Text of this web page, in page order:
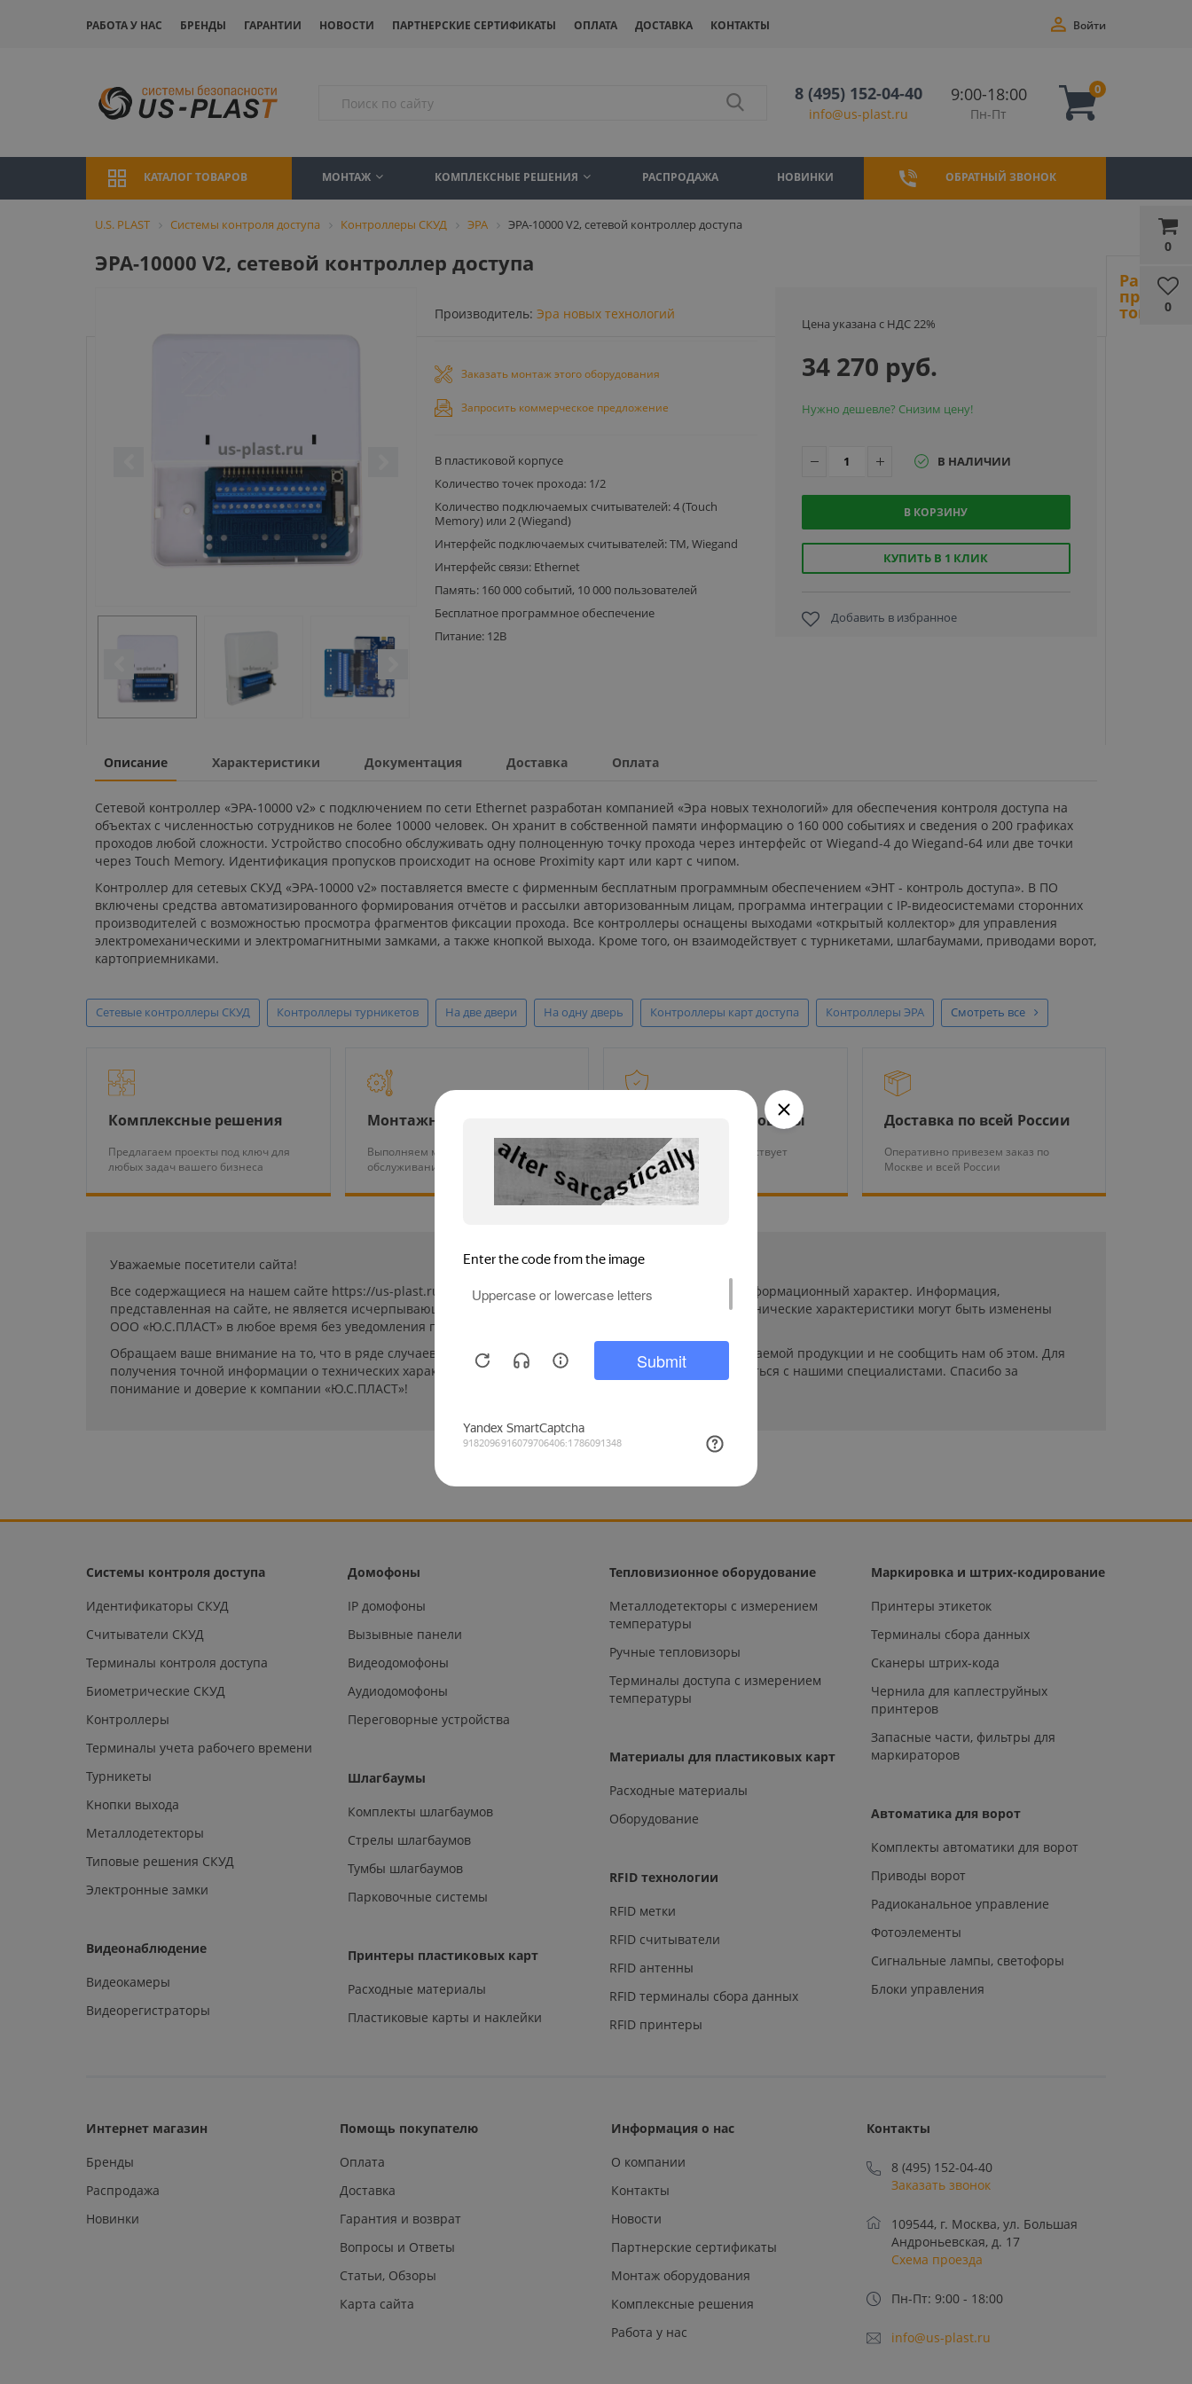
РАБОТА У НАС БРЕНДЫ ГАРАНТИИ НОВОСТИ ПАРТНЕРСКИЕ СЕРТИФИКАТЫ ОПЛАТА ДОСТАВКА КОНТАКТЫ
0
0
Войти
8 (495) 152-04-40
info@us-plast.ru
9:00-18:00
Пн-Пт
0
КАТАЛОГ ТОВАРОВ МОНТАЖ КОМПЛЕКСНЫЕ РЕШЕНИЯ РАСПРОДАЖА НОВИНКИ ОБРАТНЫЙ ЗВОНОК
U.S. PLAST Системы контроля доступа Контроллеры СКУД ЭРА ЭРА-10000 V2, сетевой контроллер доступа
ЭРА-10000 V2, сетевой контроллер доступа
Производитель: Эра новых технологий
Заказать монтаж этого оборудования
Запросить коммерческое предложение
В пластиковой корпусе
Количество точек прохода: 1/2
Количество подключаемых считывателей: 4 (Touch
Memory) или 2 (Wiegand)
Интерфейс подключаемых считывателей: TM, Wiegand
Интерфейс связи: Ethernet
Память: 160 000 событий, 10 000 пользователей
Бесплатное программное обеспечение
Питание: 12В
Цена указана с НДС 22%
34 270 руб.
Нужно дешевле? Снизим цену!
В НАЛИЧИИ
В КОРЗИНУ
КУПИТЬ В 1 КЛИК
Добавить в избранное
Описание Характеристики Документация Доставка Оплата
Сетевой контроллер «ЭРА-10000 v2» с подключением по сети Ethernet разработан компанией «Эра новых технологий» для обеспечения контроля доступа на
объектах с численностью сотрудников не более 10000 человек. Он хранит в собственной памяти информацию о 160 000 событиях и сведения о 200 графиках
проходов любой сложности. Устройство способно обслуживать одну полноценную точку прохода через интерфейс от Wiegand-4 до Wiegand-64 или две точки
через Touch Memory. Идентификация пропусков происходит на основе Proximity карт или карт с чипом.
Контроллер для сетевых СКУД «ЭРА-10000 v2» поставляется вместе с фирменным бесплатным программным обеспечением «ЭНТ - контроль доступа». В ПО
включены средства автоматизированного формирования отчётов и рассылки авторизованным лицам, программа интеграции с IP-видеосистемами сторонних
производителей с возможностью просмотра фрагментов фиксации прохода. Все контроллеры оснащены выходами «открытый коллектор» для управления
электромеханическими и электромагнитными замками, а также кнопкой выхода. Кроме того, он взаимодействует с турникетами, шлагбаумами, приводами ворот,
картоприемниками.
Сетевые контроллеры СКУД Контроллеры турникетов На две двери На одну дверь Контроллеры карт доступа Контроллеры ЭРА Смотреть все
Комплексные решения
Предлагаем проекты под ключ для
любых задач вашего бизнеса
Монтажные работы
Выполняем монтаж и тех.
обслуживание оборудования
Гарантия на все товары
На нашу продукцию действует
гарантия от 12 месяцев
Доставка по всей России
Оперативно привезем заказ по
Москве и всей России
Уважаемые посетители сайта!
Все содержащиеся на нашем сайте https://us-plast.ru/ (далее «сайт») сведения носят исключительно информационный характер. Информация,
представленная на сайте, не является исчерпывающей. Указанные на сайте цены, комплектации и технические характеристики могут быть изменены
ООО «Ю.С.ПЛАСТ» в любое время без уведомления пользователей сайта.
Обращаем ваше внимание на то, что в ряде случаев производители могут изменить параметры выпускаемой продукции и не сообщить нам об этом. Для
получения точной информации о технических характеристиках и стоимости товаров необходимо связаться с нашими специалистами. Спасибо за
понимание и доверие к компании «Ю.С.ПЛАСТ»!
Ранее
товары
Системы контроля доступа
Идентификаторы СКУД
Считыватели СКУД
Терминалы контроля доступа
Биометрические СКУД
Контроллеры
Терминалы учета рабочего времени
Турникеты
Кнопки выхода
Металлодетекторы
Типовые решения СКУД
Электронные замки
Видеонаблюдение
Видеокамеры
Видеорегистраторы
Домофоны
IP домофоны
Вызывные панели
Видеодомофоны
Аудиодомофоны
Переговорные устройства
Шлагбаумы
Комплекты шлагбаумов
Стрелы шлагбаумов
Тумбы шлагбаумов
Парковочные системы
Принтеры пластиковых карт
Расходные материалы
Пластиковые карты и наклейки
Тепловизионное оборудование
Металлодетекторы с измерением
температуры
Ручные тепловизоры
Терминалы доступа с измерением
температуры
Материалы для пластиковых карт
Расходные материалы
Оборудование
RFID технологии
RFID метки
RFID считыватели
RFID антенны
RFID терминалы сбора данных
RFID принтеры
Маркировка и штрих-кодирование
Принтеры этикеток
Терминалы сбора данных
Сканеры штрих-кода
Чернила для каплеструйных
принтеров
Запасные части, фильтры для
маркираторов
Автоматика для ворот
Комплекты автоматики для ворот
Приводы ворот
Радиоканальное управление
Фотоэлементы
Сигнальные лампы, светофоры
Блоки управления
Интернет магазин
Бренды
Распродажа
Новинки
Помощь покупателю
Оплата
Доставка
Гарантия и возврат
Вопросы и Ответы
Статьи, Обзоры
Карта сайта
Информация о нас
О компании
Контакты
Новости
Партнерские сертификаты
Монтаж оборудования
Комплексные решения
Работа у нас
Контакты
8 (495) 152-04-40
Заказать звонок
109544, г. Москва, ул. Большая
Андроньевская, д. 17
Схема проезда
Пн-Пт: 9:00 - 18:00
info@us-plast.ru